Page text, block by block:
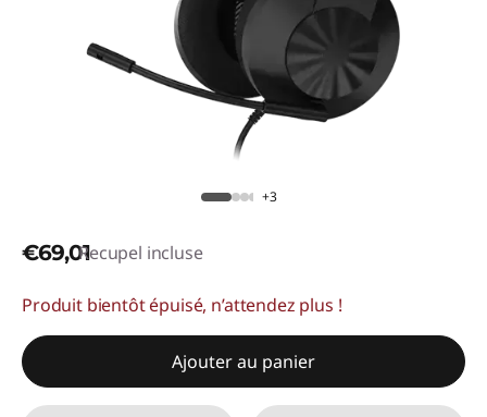
+3
€69,01Recupel incluse
Produit bientôt épuisé, n’attendez plus !
Ajouter au panier